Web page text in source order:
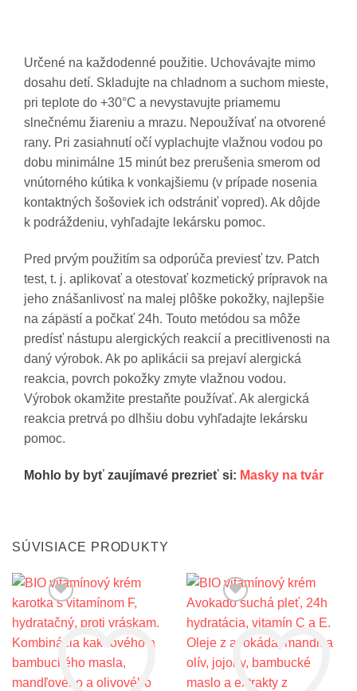
Určené na každodenné použitie. Uchovávajte mimo
dosahu detí. Skladujte na chladnom a suchom mieste,
pri teplote do +30°C a nevystavujte priamemu
slnečnému žiareniu a mrazu. Nepoužívať na otvorené
rany. Pri zasiahnutí očí vyplachujte vlažnou vodou po
dobu minimálne 15 minút bez prerušenia smerom od
vnútorného kútika k vonkajšiemu (v prípade nosenia
kontaktných šošoviek ich odstrániť vopred). Ak dôjde
k podráždeniu, vyhľadajte lekársku pomoc.
Pred prvým použitím sa odporúča previesť tzv. Patch
test, t. j. aplikovať a otestovať kozmetický prípravok na
jeho znášanlivosť na malej plôške pokožky, najlepšie
na zápästí a počkať 24h. Touto metódou sa môže
predísť nástupu alergických reakcií a precitlivenosti na
daný výrobok. Ak po aplikácii sa prejaví alergická
reakcia, povrch pokožky zmyte vlažnou vodou.
Výrobok okamžite prestaňte používať. Ak alergická
reakcia pretrvá po dlhšiu dobu vyhľadajte lekársku
pomoc.
Mohlo by byť zaujímavé prezrieť si: Masky na tvár
SÚVISIACE PRODUKTY